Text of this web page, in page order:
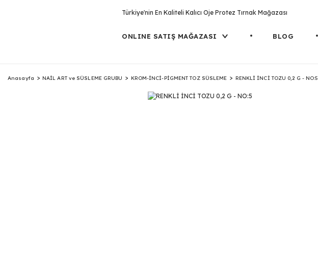
Türkiye'nin En Kaliteli Kalıcı Oje Protez Tırnak Mağazası
ONLINE SATIŞ MAĞAZASI BLOG
Anasayfa NAİL ART ve SÜSLEME GRUBU KROM-İNCİ-PİGMENT TOZ SÜSLEME RENKLİ İNCİ TOZU 0,2 G - NO:5